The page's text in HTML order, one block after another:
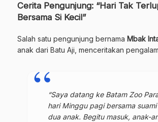
Cerita Pengunjung: “Hari Tak
Bersama Si Kecil”
Salah satu pengunjung bernama Mbak
anak dari Batu Aji, menceritakan
“Saya datang ke Batam Zoo
hari Minggu pagi bersama
dua anak. Begitu masuk, anak-